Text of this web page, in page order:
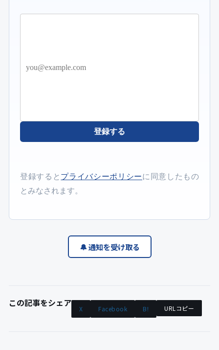
登録する
登録すると プライバシーポリシーに同意したもの
とみなされます。
🔔 通知を受け取る
この記事をシェア X Facebook B! URLコピー